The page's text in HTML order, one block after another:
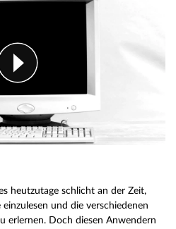
heutzutage schlicht an der Zeit,
und die verschiedenen
erlernen. Doch diesen Anwendern